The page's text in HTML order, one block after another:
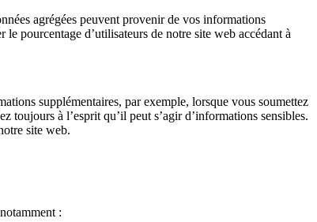
agrégées peuvent provenir de vos informations
pourcentage d’utilisateurs de notre site web accédant à
supplémentaires, par exemple, lorsque vous soumettez
toujours à l’esprit qu’il peut s’agir d’informations sensibles.
site web.
: